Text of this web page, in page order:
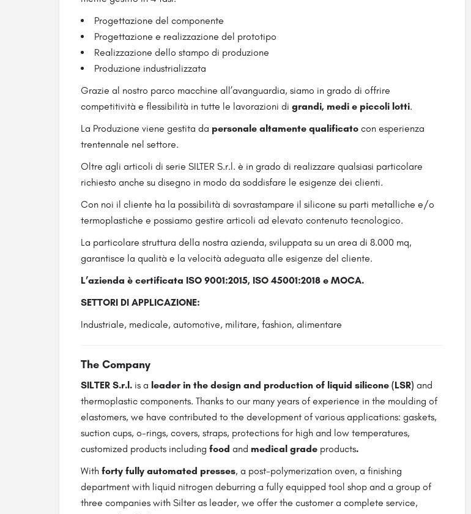
Progettazione del componente
Progettazione e realizzazione del prototipo
Realizzazione dello stampo di produzione
Produzione industrializzata
Grazie al nostro parco macchine all’avanguardia, siamo in grado di offrire
competitività e flessibilità in tutte le lavorazioni di grandi, medi e piccoli lotti.
La Produzione viene gestita da personale altamente qualificato con esperienza
trentennale nel settore.
Oltre agli articoli di serie SILTER S.r.l. è in grado di realizzare qualsiasi particolare
richiesto anche su disegno in modo da soddi­sfare le esigenze dei clienti.
Con noi il cliente ha la possibilità di sovrastampare il silicone su parti metalliche e/o
termoplastiche e possiamo gestire articoli ad elevato contenuto tecnologico.
La particolare struttura della nostra azienda, sviluppata su un area di 8.000 mq,
garantisce la qualità e la velocità adeguata alle esigenze del cliente.
L’azienda è certificata ISO 9001:2015, ISO 45001:2018 e MOCA.
SETTORI DI APPLICAZIONE:
Industriale, medicale, automotive, militare, fashion, alimentare
The Company
SILTER S.r.l. is a leader in the design and production of liquid silicone (LSR) and
thermoplastic components. Thanks to our many years of experience in the moulding of
elastomers, we have contributed to the development of various applications: gaskets,
suction cups, o-rings, covers, straps, protections for high and low temperatures,
customized products including food and medical grade products.
With forty fully automated presses, a post-polymerization oven, a finishing
department with liquid nitrogen deburring a fully equip­ped tool shop and a group of
three companies with Silter as leader, we offer the customer a complete service,